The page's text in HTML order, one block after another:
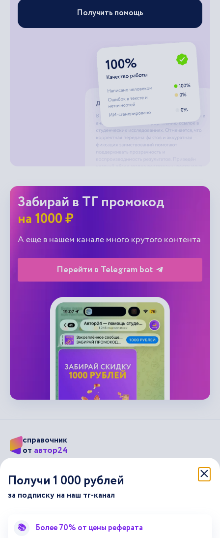
Получить помощь
Забирай в ТГ промокод
на 1000 ₽
А еще в нашем канале много крутого контента
Перейти в Telegram bot
справочник
от автор24
Подписывайся на наши соц. сети
Лекторий
Последние статьи
Получи 1 000 рублей
за подписку на наш тг-канал
📚 Более 70% от цены реферата